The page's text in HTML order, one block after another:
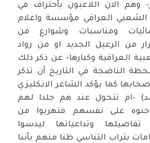
وهم الان اللاعبون بأحتراف في
العراقي مؤسسة واعلام
ومناسبات وشوارع من
من الرعيل الجديد او من رواد
العراقية وكبارها- عن ذكر ذلك
الناضجة في التاريخ أن تذكر
كما يؤكد الشاعر الانكليزي
-ام تتحول عند هم جلدا لهم
جنوه على نفسهم فتهربوا من
وتداعياتها ليدسوا
بتراب التناسي ظنا منهم بأننا